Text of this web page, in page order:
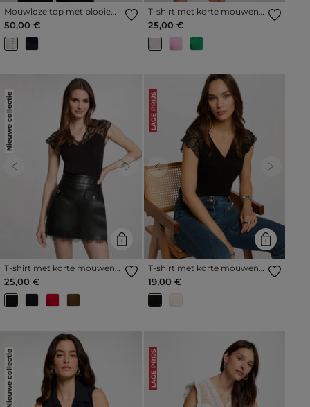
Mouwloze top met plooien
helder wit vrouw
50,00 €
T-shirt met korte mouwen
helder wit vrouw
25,00 €
Nieuwe collectie
Previous Next
T-shirt met korte mouwen
zwart vrouw
25,00 €
LAGE PRIJS
Previous Next
T-shirt met korte mouwen
zwart vrouw
19,00 €
Nieuwe collectie LAGE PRIJS